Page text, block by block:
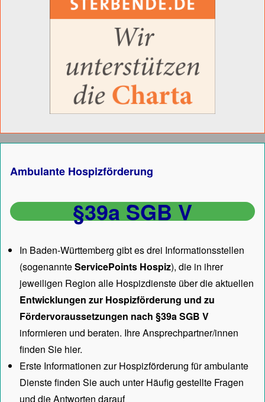
Ambulante Hospizförderung
§39a SGB V
In Baden-Württemberg gibt es drei Informationsstellen
(sogenannteServicePoints Hospiz), die in ihrer
jeweiligen Region alle Hospizdienste über die aktuellen
Entwicklungen zur Hospizförderung und zu
Fördervoraussetzungen nach §39a SGB V
informieren und beraten. Ihre Ansprechpartner/innen
finden Sie hier.
Erste Informationen zur Hospizförderung für ambulante
Dienste finden Sie auch unterHäufig gestellte Fragen
und die Antworten darauf